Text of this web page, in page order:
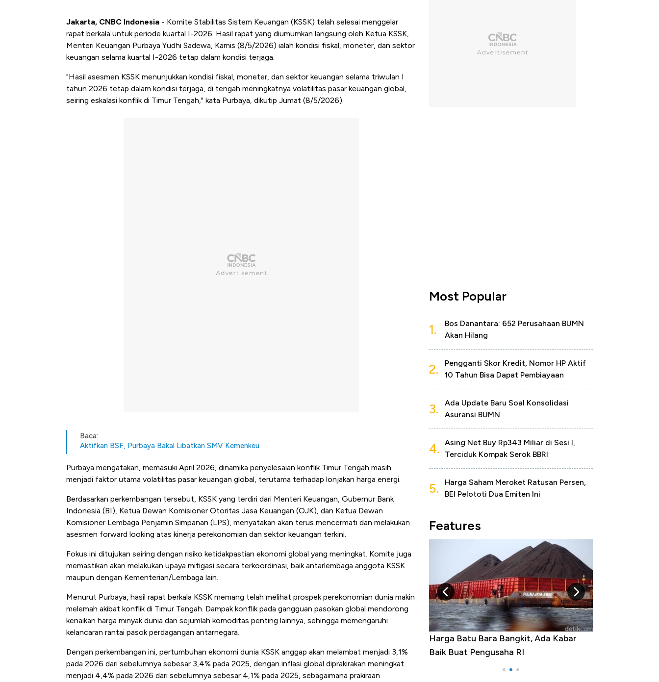
Jakarta, CNBC Indonesia - Komite Stabilitas Sistem Keuangan (KSSK) telah selesai menggelar
rapat berkala untuk periode kuartal I-2026. Hasil rapat yang diumumkan langsung oleh Ketua KSSK,
Menteri Keuangan Purbaya Yudhi Sadewa, Kamis (8/5/2026) ialah kondisi fiskal, moneter, dan sektor
keuangan selama kuartal I-2026 tetap dalam kondisi terjaga.
"Hasil asesmen KSSK menunjukkan kondisi fiskal, moneter, dan sektor keuangan selama triwulan I
tahun 2026 tetap dalam kondisi terjaga, di tengah meningkatnya volatilitas pasar keuangan global,
seiring eskalasi konflik di Timur Tengah," kata Purbaya, dikutip Jumat (8/5/2026).
Baca:
Aktifkan BSF, Purbaya Bakal Libatkan SMV Kemenkeu
Purbaya mengatakan, memasuki April 2026, dinamika penyelesaian konflik Timur Tengah masih
menjadi faktor utama volatilitas pasar keuangan global, terutama terhadap lonjakan harga energi.
Berdasarkan perkembangan tersebut, KSSK yang terdiri dari Menteri Keuangan, Gubernur Bank
Indonesia (BI), Ketua Dewan Komisioner Otoritas Jasa Keuangan (OJK), dan Ketua Dewan
Komisioner Lembaga Penjamin Simpanan (LPS), menyatakan akan terus mencermati dan melakukan
asesmen forward looking atas kinerja perekonomian dan sektor keuangan terkini.
Fokus ini ditujukan seiring dengan risiko ketidakpastian ekonomi global yang meningkat. Komite juga
memastikan akan melakukan upaya mitigasi secara terkoordinasi, baik antarlembaga anggota KSSK
maupun dengan Kementerian/Lembaga lain.
Menurut Purbaya, hasil rapat berkala KSSK memang telah melihat prospek perekonomian dunia makin
melemah akibat konflik di Timur Tengah. Dampak konflik pada gangguan pasokan global mendorong
kenaikan harga minyak dunia dan sejumlah komoditas penting lainnya, sehingga memengaruhi
kelancaran rantai pasok perdagangan antarnegara.
Dengan perkembangan ini, pertumbuhan ekonomi dunia KSSK anggap akan melambat menjadi 3,1%
pada 2026 dari sebelumnya sebesar 3,4% pada 2025, dengan inflasi global diprakirakan meningkat
menjadi 4,4% pada 2026 dari sebelumnya sebesar 4,1% pada 2025, sebagaimana prakiraan
Most Popular
1.
Bos Danantara: 652 Perusahaan BUMN
Akan Hilang
2.
Pengganti Skor Kredit, Nomor HP Aktif
10 Tahun Bisa Dapat Pembiayaan
3.
Ada Update Baru Soal Konsolidasi
Asuransi BUMN
4.
Asing Net Buy Rp343 Miliar di Sesi I,
Terciduk Kompak Serok BBRI
5.
Harga Saham Meroket Ratusan Persen,
BEI Pelototi Dua Emiten Ini
Features
Langit Dunia, Pembunuh Boeing-Airbus?
Harga Batu Bara Bangkit, Ada Kabar
Baik Buat Pengusaha RI